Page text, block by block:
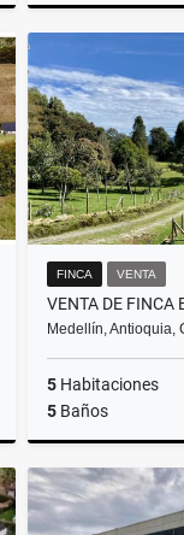
FINCA VENTA
Medellín, Antioquia,
5 Habitaciones
5 Baños